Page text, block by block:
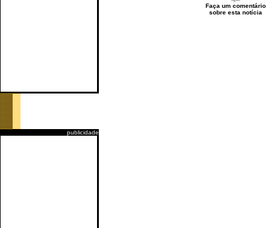
publicidade
Faça um comentário
sobre esta notícia